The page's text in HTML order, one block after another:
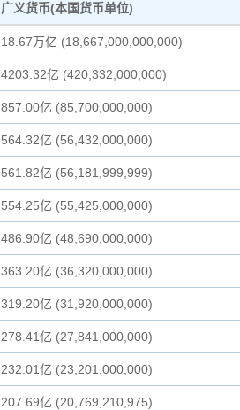
广义货币(本国货币单位)
18.67万亿 (18,667,000,000,000)
4203.32亿 (420,332,000,000)
857.00亿 (85,700,000,000)
564.32亿 (56,432,000,000)
561.82亿 (56,181,999,999)
554.25亿 (55,425,000,000)
486.90亿 (48,690,000,000)
363.20亿 (36,320,000,000)
319.20亿 (31,920,000,000)
278.41亿 (27,841,000,000)
232.01亿 (23,201,000,000)
207.69亿 (20,769,210,975)